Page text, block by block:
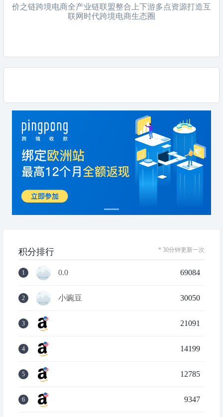
价之链跨境电商全产业链联盟整合上下游多点资源打造互
联网时代跨境电商生态圈
积分排行 * 30分钟更新一次
1 0.0 69084
2 小豌豆 30050
3 21091
4 14199
5 12785
6 9347